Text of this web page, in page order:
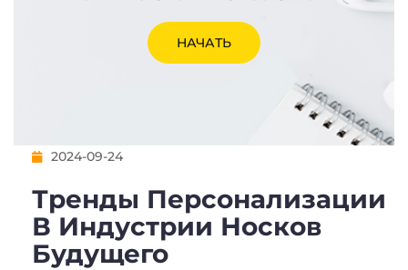
НАЧАТЬ
2024-09-24
Тренды Персонализации
В Индустрии Носков
Будущего